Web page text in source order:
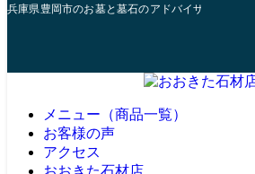
兵庫県豊岡市のお墓と墓石のアドバイザー | おおき
メニュー（商品一覧）
お客様の声
アクセス
おおきた石材店